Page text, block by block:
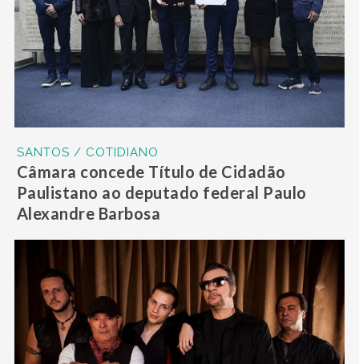
SANTOS / COTIDIANO
Câmara concede Título de Cidadão
Paulistano ao deputado federal Paulo
Alexandre Barbosa